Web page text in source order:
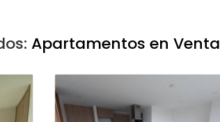
Apartamentos en